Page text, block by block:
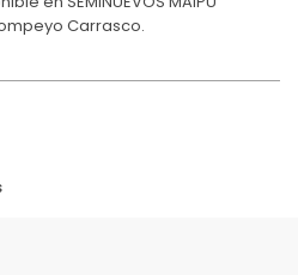
Carrasco.